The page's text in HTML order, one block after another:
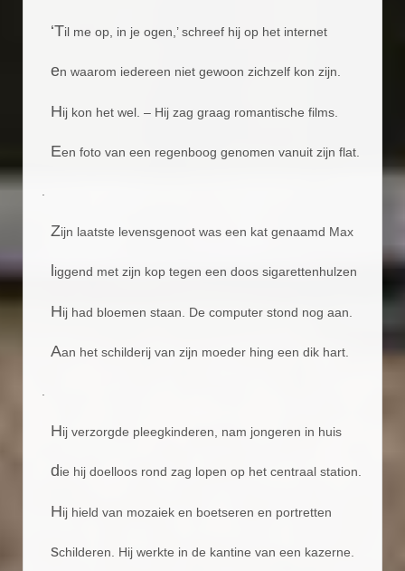
‘Til me op, in je ogen,’ schreef hij op het internet
en waarom iedereen niet gewoon zichzelf kon zijn.
Hij kon het wel. – Hij zag graag romantische films.
Een foto van een regenboog genomen vanuit zijn flat.
.
Zijn laatste levensgenoot was een kat genaamd Max
iggend met zijn kop tegen een doos sigarettenhulzen
Hij had bloemen staan. De computer stond nog aan.
Aan het schilderij van zijn moeder hing een dik hart.
.
Hij verzorgde pleegkinderen, nam jongeren in huis
die hij doelloos rond zag lopen op het centraal station.
Hij hield van mozaiek en boetseren en portretten
schilderen. Hij werkte in de kantine van een kazerne.